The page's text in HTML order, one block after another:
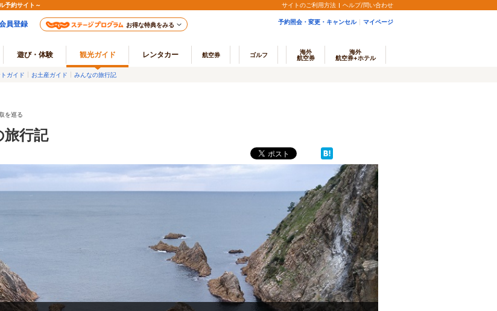
予約サイト～ サイトのご利用方法 ヘルプ/問い合わせ
員登録 お得な特典をみる 予約照会・変更・キャンセル マイページ
遊び・体験 観光ガイド レンタカー 航空券 ゴルフ
海外
航空券
海外
航空券+ホテル
ガイド お土産ガイド みんなの旅行記
を巡る
旅行記